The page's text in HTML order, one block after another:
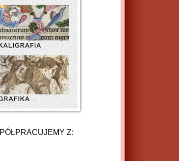
Z: